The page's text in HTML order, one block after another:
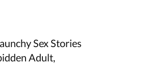
Sex Stories
Adult,